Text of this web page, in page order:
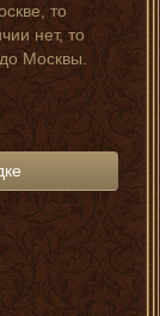
то
нет, то
Москвы.